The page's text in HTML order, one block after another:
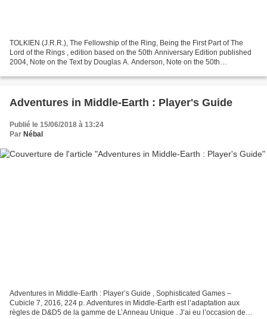
TOLKIEN (J.R.R.), The Fellowship of the Ring, Being the First Part of The
Lord of the Rings , edition based on the 50th Anniversary Edition published
2004, Note on the Text by Douglas A. Anderson, Note on the 50th
Adventures in Middle-Earth : Player's Guide
Publié le 15/06/2018 à 13:24
Par Nébal
Adventures in Middle-Earth : Player’s Guide , Sophisticated Games –
Cubicle 7, 2016, 224 p. Adventures in Middle-Earth est l’adaptation aux
règles de D&D5 de la gamme de L’Anneau Unique . J’ai eu l’occasion de